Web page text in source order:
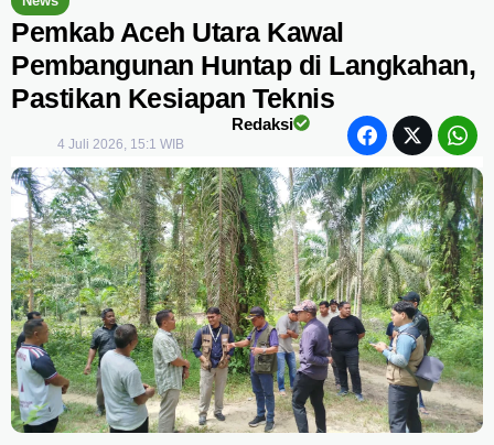
Pemkab Aceh Utara Kawal
Pembangunan Huntap di Langkahan,
Pastikan Kesiapan Teknis
Redaksi
4 Juli 2026, 15:1 WIB